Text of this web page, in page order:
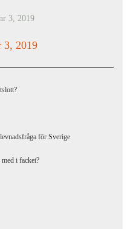
3, 2019
för Sverige
i facket?